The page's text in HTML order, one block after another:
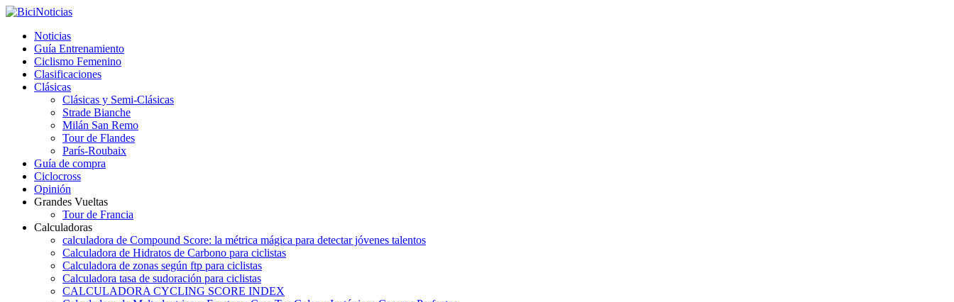
Noticias
Guía Entrenamiento
Ciclismo Femenino
Clasificaciones
Clásicas
Clásicas y Semi-Clásicas
Strade Bianche
Milán San Remo
Tour de Flandes
París-Roubaix
Guía de compra
Ciclocross
Opinión
Grandes Vueltas
Tour de Francia
Calculadoras
calculadora de Compound Score: la métrica mágica para detectar jóvenes talentos
Calculadora de Hidratos de Carbono para ciclistas
Calculadora de zonas según ftp para ciclistas
Calculadora tasa de sudoración para ciclistas
CALCULADORA CYCLING SCORE INDEX